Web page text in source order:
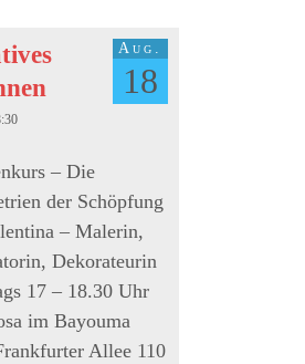
Aug.
18
– Die
der Schöpfung
– Malerin,
Dekorateurin
17 – 18.30 Uhr
im Bayouma
Allee 110